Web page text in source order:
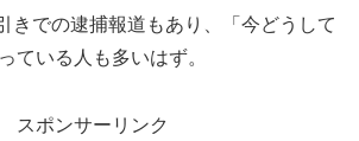
きでの逮捕報道もあり、「今どうして
ている人も多いはず。
スポンサーリンク